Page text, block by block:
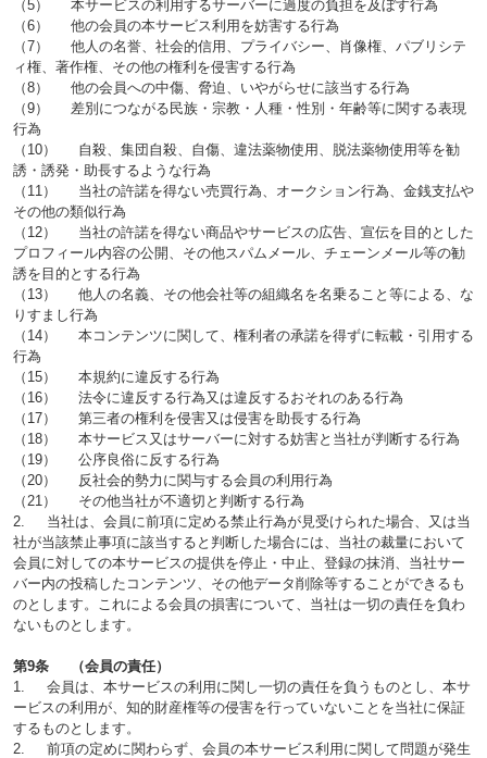
（5） 本サービスの利用するサーバーに過度の負担を及ぼす行為
（6） 他の会員の本サービス利用を妨害する行為
（7） 他人の名誉、社会的信用、プライバシー、肖像権、パブリシテ
ィ権、著作権、その他の権利を侵害する行為
（8） 他の会員への中傷、脅迫、いやがらせに該当する行為
（9） 差別につながる民族・宗教・人種・性別・年齢等に関する表現
行為
（10） 自殺、集団自殺、自傷、違法薬物使用、脱法薬物使用等を勧
誘・誘発・助長するような行為
（11） 当社の許諾を得ない売買行為、オークション行為、金銭支払や
その他の類似行為
（12） 当社の許諾を得ない商品やサービスの広告、宣伝を目的とした
プロフィール内容の公開、その他スパムメール、チェーンメール等の勧
誘を目的とする行為
（13） 他人の名義、その他会社等の組織名を名乗ること等による、な
りすまし行為
（14） 本コンテンツに関して、権利者の承諾を得ずに転載・引用する
行為
（15） 本規約に違反する行為
（16） 法令に違反する行為又は違反するおそれのある行為
（17） 第三者の権利を侵害又は侵害を助長する行為
（18） 本サービス又はサーバーに対する妨害と当社が判断する行為
（19） 公序良俗に反する行為
（20） 反社会的勢力に関与する会員の利用行為
（21） その他当社が不適切と判断する行為
2. 当社は、会員に前項に定める禁止行為が見受けられた場合、又は当
社が当該禁止事項に該当すると判断した場合には、当社の裁量において
会員に対しての本サービスの提供を停止・中止、登録の抹消、当社サー
バー内の投稿したコンテンツ、その他データ削除等することができるも
のとします。これによる会員の損害について、当社は一切の責任を負わ
ないものとします。
第9条 （会員の責任）
1. 会員は、本サービスの利用に関し一切の責任を負うものとし、本サ
ービスの利用が、知的財産権等の侵害を行っていないことを当社に保証
するものとします。
2. 前項の定めに関わらず、会員の本サービス利用に関して問題が発生